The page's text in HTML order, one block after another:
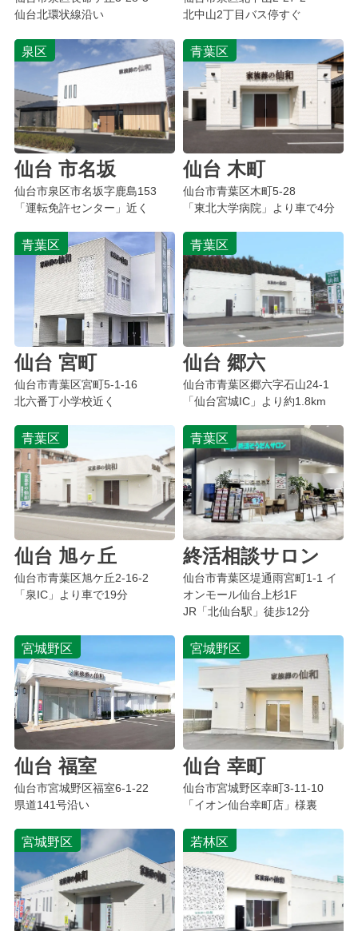
仙台北環状線沿い
北中山2丁目バス停すぐ
泉区
仙台 市名坂
仙台市泉区市名坂字鹿島153
「運転免許センター」近く
青葉区
仙台 木町
仙台市青葉区木町5-28
「東北大学病院」より車で4分
青葉区
仙台 宮町
仙台市青葉区宮町5-1-16
北六番丁小学校近く
青葉区
仙台 郷六
仙台市青葉区郷六字石山24-1
「仙台宮城IC」より約1.8km
青葉区
仙台 旭ヶ丘
仙台市青葉区旭ケ丘2-16-2
「泉IC」より車で19分
青葉区
終活相談サロン
仙台市青葉区堤通雨宮町1-1 イ
オンモール仙台上杉1F
JR「北仙台駅」徒歩12分
宮城野区
仙台 福室
仙台市宮城野区福室6-1-22
県道141号沿い
宮城野区
仙台 幸町
仙台市宮城野区幸町3-11-10
「イオン仙台幸町店」様裏
宮城野区 若林区